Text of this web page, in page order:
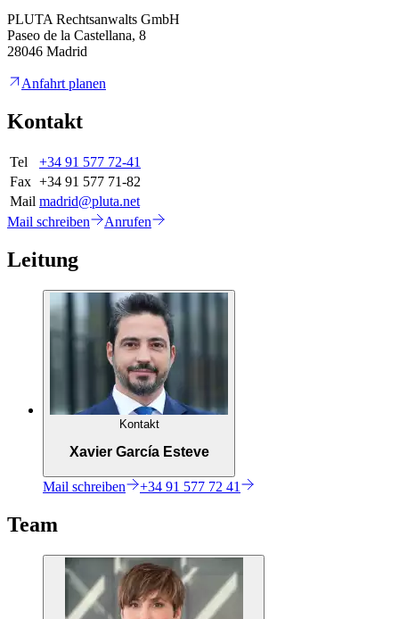
PLUTA Rechtsanwalts GmbH
Paseo de la Castellana, 8
28046 Madrid
Anfahrt planen
Kontakt
Tel
+34 91 577 72-41
Fax +34 91 577 71-82
Mail madrid@pluta.net
Mail schreiben Anrufen
Leitung
Kontakt
Xavier García Esteve
Mail schreiben +34 91 577 72 41
Team